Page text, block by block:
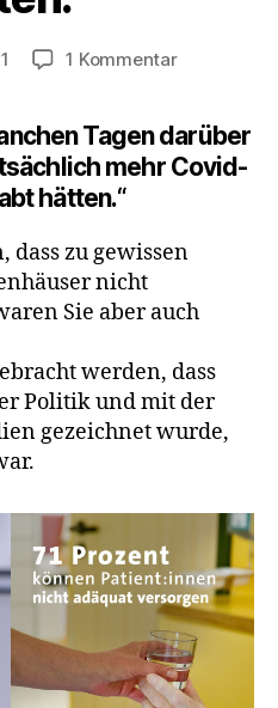
1 Kommentarzu
hätte
mich
Tagen
wenn
tat­
sächlich
mehr
hätten.“
Tagen darüber
mehr Covid-
hätten.“
zu gewissen
nicht
Sie aber auch
werden, dass
Politik und mit der
gezeichnet wurde,